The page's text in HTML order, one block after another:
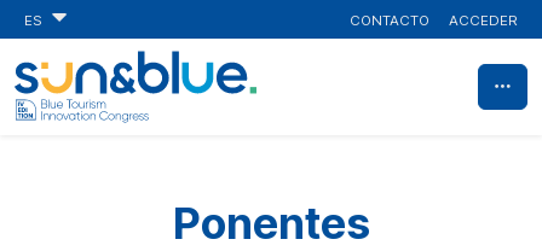
ES CONTACTO ACCEDER
Ponentes